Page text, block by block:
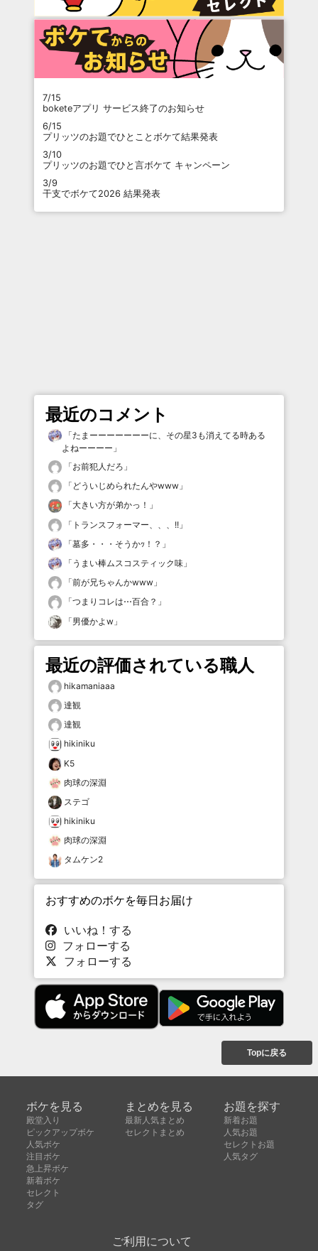
7/15
boketeアプリ サービス終了のお知らせ
6/15
プリッツのお題でひとことボケて結果発表
3/10
プリッツのお題でひと言ボケて キャンペーン
3/9
干支でボケて2026 結果発表
最近のコメント
「たまーーーーーーーに、その星3も消えてる時ある
よねーーーー 」
「お前犯人だろ 」
「 どういじめられたんやwww 」
「大きい方が弟かっ！ 」
「 トランスフォーマー、、、!! 」
「墓多・・・そうかｯ！？ 」
「 うまい棒ムスコスティック味 」
「前が兄ちゃんかwww 」
「つまりコレは⋯百合？ 」
「男優かよw 」
最近の評価されている職人
hikamaniaaa
達観
達観
hikiniku
K5
肉球の深淵
ステゴ
hikiniku
肉球の深淵
タムケン2
おすすめのボケを毎日お届け
いいね！する
フォローする
フォローする
Topに戻る
ボケを見る
殿堂入り
ピックアップボケ
人気ボケ
注目ボケ
急上昇ボケ
新着ボケ
セレクト
タグ
まとめを見る
最新人気まとめ
セレクトまとめ
お題を探す
新着お題
人気お題
セレクトお題
人気タグ
ご利用について